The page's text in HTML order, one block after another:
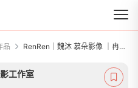
市集
品 RenRen｜魏沐 慕朵影像 ｜冉冉婚紗
工作室